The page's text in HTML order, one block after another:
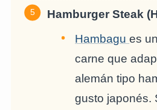
Hamburger Steak
Hambagues
carne que
alemán tipo
gusto japonés.